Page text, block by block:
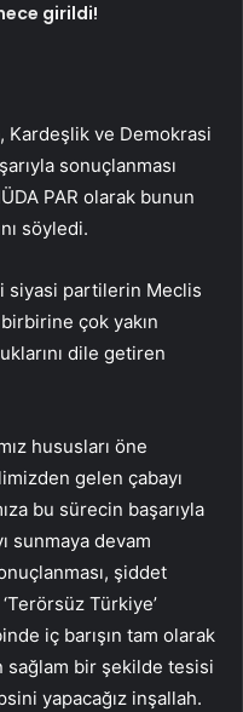
girildi!
Kardeşlik ve Demokrasi
sonuçlanması
PAR olarak bunun
söyledi.
siyasi partilerin Meclis
çok yakın
dile getiren
hususları öne
gelen çabayı
bu sürecin başarıyla
sunmaya devam
şiddet
Türkiye’
iç barışın tam olarak
sağlam bir şekilde tesisi
yapacağız inşallah.